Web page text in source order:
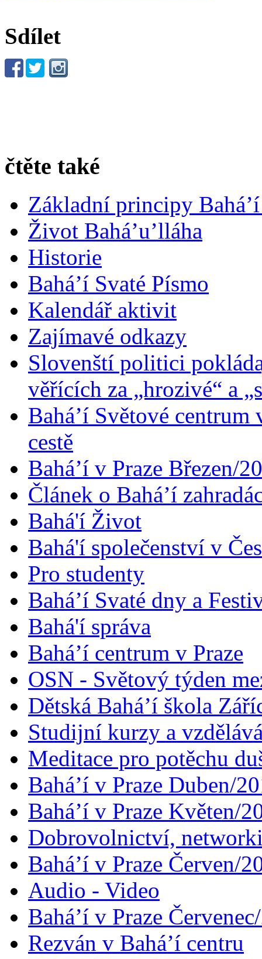
Sdílet
čtěte také
Základní principy
Život Bahá’u’lláha
Historie
Bahá’í Svaté Písmo
Kalendář aktivit
Zajímavé odkazy
Slovenští politici
věřících za „hrozivé“ a
Bahá’í Světové
cestě
Bahá’í v Praze Březen/
Článek o Bahá’í
Bahá'í Život
Bahá'í společenství v
Pro studenty
Bahá’í Svaté dny a
Bahá'í správa
Bahá’í centrum v Praze
OSN - Světový týden
Dětská Bahá’í škola
Studijní kurzy a
Meditace pro potěchu
Bahá’í v Praze Duben/
Bahá’í v Praze Květen/
Dobrovolnictví,
Bahá’í v Praze Červen/
Audio - Video
Bahá’í v Praze
Rezván v Bahá’í centru